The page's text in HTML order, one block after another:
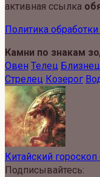
активная ссылка
Политика
Камни по знакам
Овен Телец
Стрелец Козерог
Китайский
Подписывайтесь: